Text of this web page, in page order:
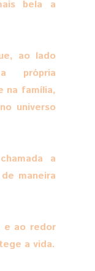
bela a
ao lado
própria
na família,
universo
a
maneira
e ao redor
a vida.